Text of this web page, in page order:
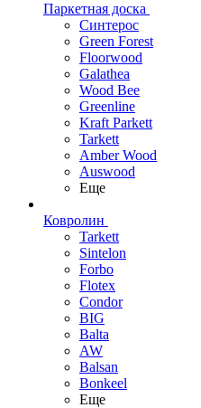
Паркетная доска
Синтерос
Green Forest
Floorwood
Galathea
Wood Bee
Greenline
Kraft Parkett
Tarkett
Amber Wood
Auswood
Еще
Ковролин
Tarkett
Sintelon
Forbo
Flotex
Condor
BIG
Balta
AW
Balsan
Bonkeel
Еще